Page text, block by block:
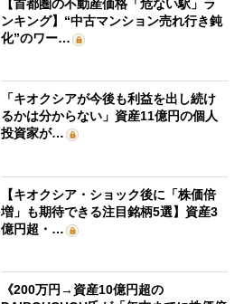
【首都圏の不動産価格「危ない駅」ラ
ンキング】“中古マンション売れ行き鈍
化”のワー…
「キオクシアが今後も利益を出し続け
るかは分からない」資産11億円の個人
投資家が…
【キオクシア・ショック後に「株価倍
増」も期待できる注目銘柄5選】資産3
億円超・…
《200万円→資産10億円超の